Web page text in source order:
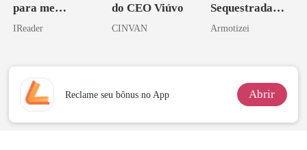
para me
reconquistar!
IReader
do CEO Viúvo
CINVAN
Sequestrada
pelo Mafioso
DE SANGUE
Armotizei
Reclame seu bônus no App Abrir